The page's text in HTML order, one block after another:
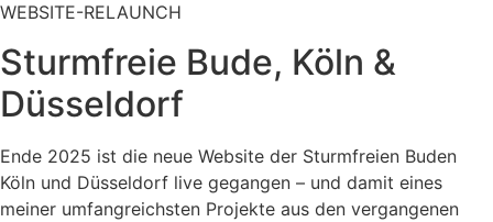
WEBSITE-RELAUNCH
Sturmfreie Bude, Köln &
Düsseldorf
Ende 2025 ist die neue Website der Sturmfreien Buden
Köln und Düsseldorf live gegangen – und damit eines
meiner umfangreichsten Projekte aus den vergangenen